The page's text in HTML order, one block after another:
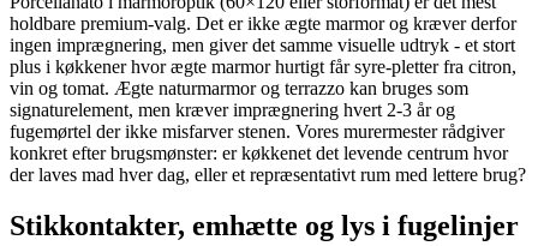
holdbare premium-valg. Det er ikke ægte marmor og kræver derfor
ingen imprægnering, men giver det samme visuelle udtryk - et stort
plus i køkkener hvor ægte marmor hurtigt får syre-pletter fra citron,
vin og tomat. Ægte naturmarmor og terrazzo kan bruges som
signaturelement, men kræver imprægnering hvert 2-3 år og
fugemørtel der ikke misfarver stenen. Vores murermester rådgiver
konkret efter brugsmønster: er køkkenet det levende centrum hvor
der laves mad hver dag, eller et repræsentativt rum med lettere brug?
Stikkontakter, emhætte og lys i fugelinjer